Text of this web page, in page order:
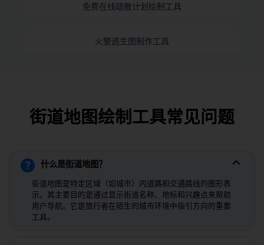
免费在线疏散计划绘制工具
火警逃生图制作工具
街道地图绘制工具常见问题
什么是街道地图？
街道地图是特定区域（如城市）内道路和交通路线的图形表
示。其主要目的是通过显示街道名称、地标和兴趣点来帮助
用户导航。它是旅行者在陌生的城市环境中指引方向的重要
工具。